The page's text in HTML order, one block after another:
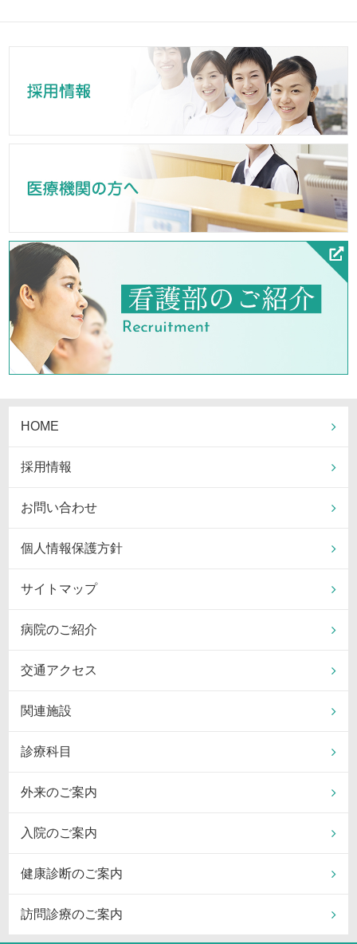
HOME
採用情報
お問い合わせ
個人情報保護方針
サイトマップ
病院のご紹介
交通アクセス
関連施設
診療科目
外来のご案内
入院のご案内
健康診断のご案内
訪問診療のご案内